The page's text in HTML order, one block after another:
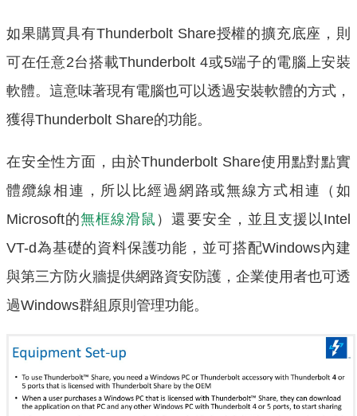
如果購買具有Thunderbolt Share授權的擴充底座，則
可在任意2台搭載Thunderbolt 4或5端子的電腦上安裝
軟體。這意味著現有電腦也可以透過安裝軟體的方式，
獲得Thunderbolt Share的功能。
在安全性方面，由於Thunderbolt Share使用點對點實
體纜線相連，所以比經過網路或無線方式相連（如
Microsoft的無框線滑鼠 ）還要安全，並且支援以Intel
VT-d為基礎的資料保護功能，並可搭配Windows內建
與第三方防火牆提供網路資安防護，企業使用者也可透
過Windows群組原則管理功能。